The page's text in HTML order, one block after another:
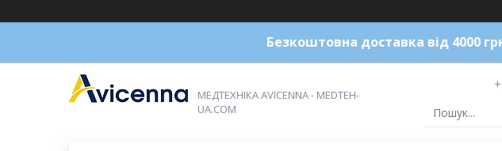
Безкоштовна доставка від 4000
МЕДТЕХНІКА AVICENNA - MEDTEH-
UA.COM